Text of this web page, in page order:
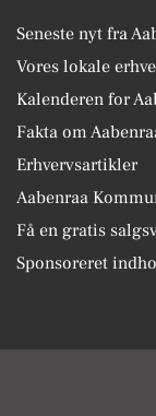
Seneste nyt fra
Vores lokale
Kalenderen for
Fakta om
Erhvervsartikler
Aabenraa
Få en gratis
Sponsoreret